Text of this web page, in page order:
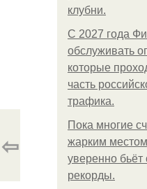
клубни.
С 2027 года
обслуживать
которые
часть
трафика.
Пока многие
жарким
уверенно бьёт
рекорды.
⇦